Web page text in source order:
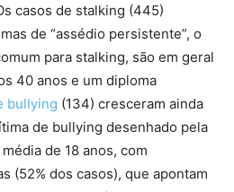
casos de stalking (445)
de “assédio persistente”, o
para stalking, são em geral
40 anos e um diploma
bullying (134) cresceram ainda
de bullying desenhado pela
de 18 anos, com
(52% dos casos), que apontam